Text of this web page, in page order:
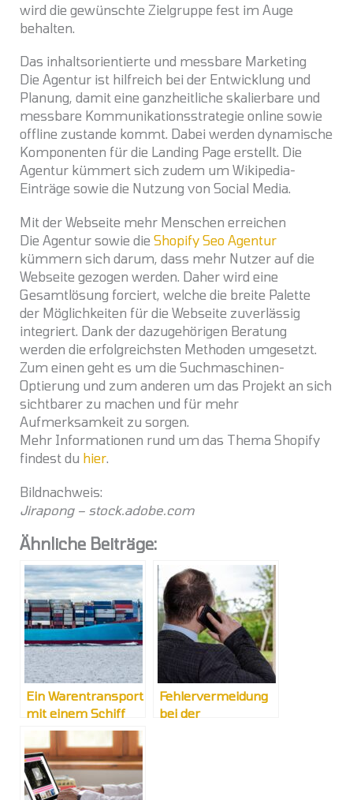
wird die gewünschte Zielgruppe fest im Auge
behalten.
Das inhaltsorientierte und messbare Marketing
Die Agentur ist hilfreich bei der Entwicklung und
Planung, damit eine ganzheitliche skalierbare und
messbare Kommunikationsstrategie online sowie
offline zustande kommt. Dabei werden dynamische
Komponenten für die Landing Page erstellt. Die
Agentur kümmert sich zudem um Wikipedia-
Einträge sowie die Nutzung von Social Media.
Mit der Webseite mehr Menschen erreichen
Die Agentur sowie dieShopify Seo Agentur
kümmern sich darum, dass mehr Nutzer auf die
Webseite gezogen werden. Daher wird eine
Gesamtlösung forciert, welche die breite Palette
der Möglichkeiten für die Webseite zuverlässig
integriert. Dank der dazugehörigen Beratung
werden die erfolgreichsten Methoden umgesetzt.
Zum einen geht es um die Suchmaschinen-
Optierung und zum anderen um das Projekt an sich
sichtbarer zu machen und für mehr
Aufmerksamkeit zu sorgen.
Mehr Informationen rund um das Thema Shopify
findest du hier.
Bildnachweis:
Jirapong – stock.adobe.com
Ähnliche Beiträge:
Ein Warentransport
mit einem Schiff
Fehlervermeidung
bei der